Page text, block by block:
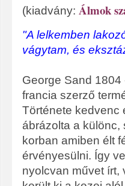
(kiadvány: Álmok
"A lelkemben
vágytam, és
George Sand 1804
francia szerző
Története kedvenc
ábrázolta a különc,
korban amiben élt
érvényesülni. Így
nyolcvan művet írt,